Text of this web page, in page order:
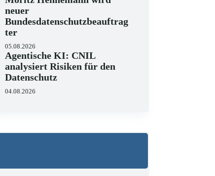
neuer
Bundesdatenschutzbeauftrag
ter
05.08.2026
Agentische KI: CNIL
analysiert Risiken für den
Datenschutz
04.08.2026